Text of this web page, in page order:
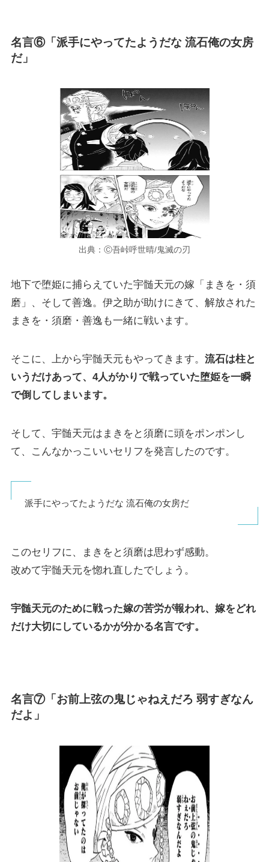
名言⑥「派手にやってたようだな 流石俺の女房
だ」
出典：Ⓒ吾峠呼世晴/鬼滅の刃
地下で堕姫に捕らえていた宇髄天元の嫁「まきを・須
磨」、そして善逸。伊之助が助けにきて、解放された
まきを・須磨・善逸も一緒に戦います。
そこに、上から宇髄天元もやってきます。 流石は柱と
いうだけあって、4人がかりで戦っていた堕姫を一瞬
で倒してしまいます。
そして、宇髄天元はまきをと須磨に頭をポンポンし
て、こんなかっこいいセリフを発言したのです。
派手にやってたようだな 流石俺の女房だ
このセリフに、まきをと須磨は思わず感動。
改めて宇髄天元を惚れ直したでしょう。
宇髄天元のために戦った嫁の苦労が報われ、嫁をどれ
だけ大切にしているかが分かる名言です。
名言⑦「お前上弦の鬼じゃねえだろ 弱すぎなん
だよ」